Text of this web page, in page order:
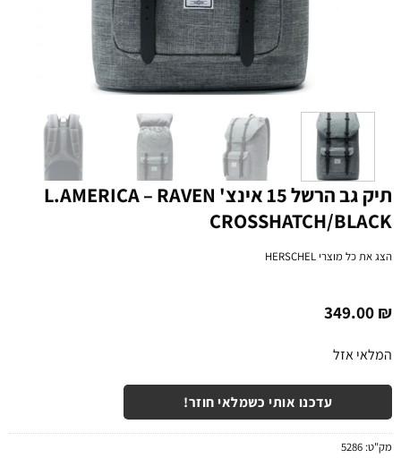
תיק גב הרשל 15 אינצ' L.AMERICA – RAVEN
CROSSHATCH/BLACK
הצג את כל מוצריHERSCHEL
349.00₪
המלאי אזל
עדכנו אותי כשמלאי חוזר!
מק"ט:5286